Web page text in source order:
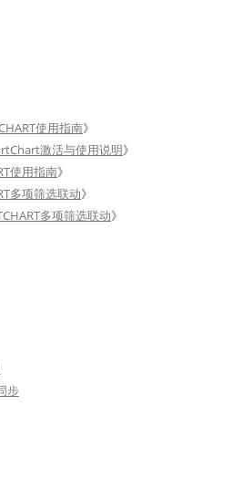
使用指南》
激活与使用说明》
使用指南》
多项筛选联动》
多项筛选联动》
步